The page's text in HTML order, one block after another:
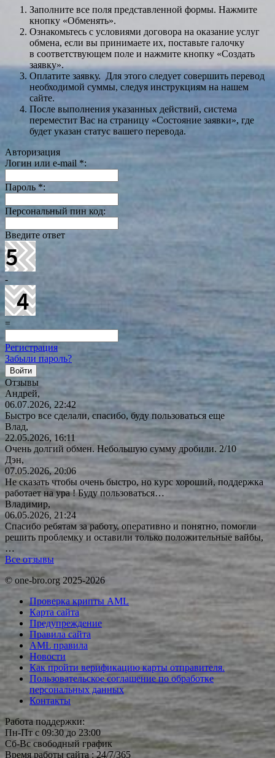
Заполните все поля представленной формы. Нажмите
кнопку «Обменять».
Ознакомьтесь с условиями договора на оказание услуг
обмена, если вы принимаете их, поставьте галочку
в соответствующем поле и нажмите кнопку «Создать
заявку».
Оплатите заявку. Для этого следует совершить перевод
необходимой суммы, следуя инструкциям на нашем
сайте.
После выполнения указанных действий, система
переместит Вас на страницу «Состояние заявки», где
будет указан статус вашего перевода.
Авторизация
Логин или e-mail *:
Пароль *:
Персональный пин код:
Введите ответ
-
=
Регистрация
Забыли пароль?
Отзывы
Андрей,
06.07.2026, 22:42
Быстро все сделали, спасибо, буду пользоваться еще
Влад,
22.05.2026, 16:11
Очень долгий обмен. Небольшую сумму дробили. 2/10
Дэн,
07.05.2026, 20:06
Не сказать чтобы очень быстро, но курс хороший, поддержка
работает на ура ! Буду пользоваться…
Владимир,
06.05.2026, 21:24
Спасибо ребятам за работу, оперативно и понятно, помогли
решить проблемку и оставили только положительные вайбы,
…
Все отзывы
© one-bro.org 2025-2026
Проверка крипты AML
Карта сайта
Предупреждение
Правила сайта
AML правила
Новости
Как пройти верификацию карты отправителя.
Пользовательское соглашение по обработке
персональных данных
Контакты
Работа поддержки:
Пн-Пт с 09:30 до 23:00
Сб-Вс свободный график
Время работы сайта : 24/7/365